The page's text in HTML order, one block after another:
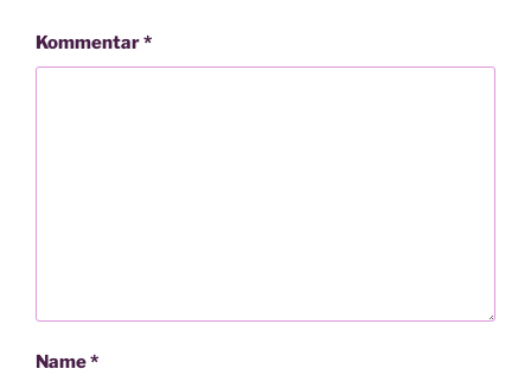
Kommentar*
Name*